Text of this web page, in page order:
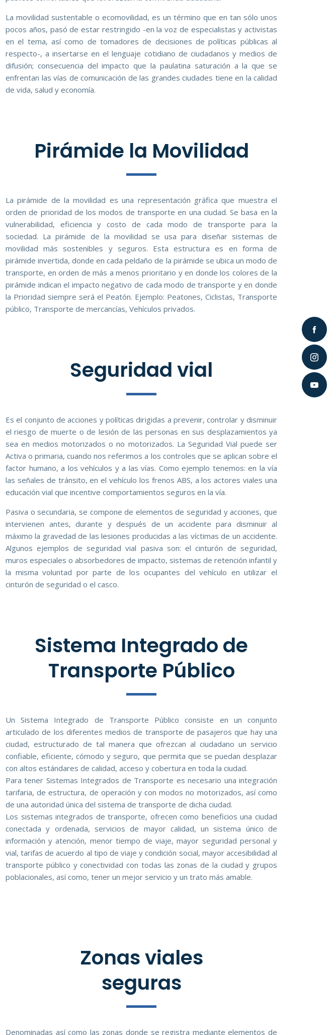
La movilidad sustentable o ecomovilidad, es un término que en tan sólo unos
pocos años, pasó de estar restringido -en la voz de especialistas y activistas
en el tema, así como de tomadores de decisiones de políticas públicas al
respecto-, a insertarse en el lenguaje cotidiano de ciudadanos y medios de
difusión; consecuencia del impacto que la paulatina saturación a la que se
enfrentan las vías de comunicación de las grandes ciudades tiene en la calidad
de vida, salud y economía.
Pirámide la Movilidad
La pirámide de la movilidad es una representación gráfica que muestra el
orden de prioridad de los modos de transporte en una ciudad. Se basa en la
vulnerabilidad, eficiencia y costo de cada modo de transporte para la
sociedad. La pirámide de la movilidad se usa para diseñar sistemas de
movilidad más sostenibles y seguros. Esta estructura es en forma de
pirámide invertida, donde en cada peldaño de la pirámide se ubica un modo de
transporte, en orden de más a menos prioritario y en donde los colores de la
pirámide indican el impacto negativo de cada modo de transporte y en donde
la Prioridad siempre será el Peatón. Ejemplo: Peatones, Ciclistas, Transporte
público, Transporte de mercancías, Vehículos privados.
Seguridad vial
Es el conjunto de acciones y políticas dirigidas a prevenir, controlar y disminuir
el riesgo de muerte o de lesión de las personas en sus desplazamientos ya
sea en medios motorizados o no motorizados. La Seguridad Vial puede ser
Activa o primaria, cuando nos referimos a los controles que se aplican sobre el
factor humano, a los vehículos y a las vías. Como ejemplo tenemos: en la vía
las señales de tránsito, en el vehículo los frenos ABS, a los actores viales una
educación vial que incentive comportamientos seguros en la vía.
Pasiva o secundaria, se compone de elementos de seguridad y acciones, que
intervienen antes, durante y después de un accidente para disminuir al
máximo la gravedad de las lesiones producidas a las víctimas de un accidente.
Algunos ejemplos de seguridad vial pasiva son: el cinturón de seguridad,
muros especiales o absorbedores de impacto, sistemas de retención infantil y
la misma voluntad por parte de los ocupantes del vehículo en utilizar el
cinturón de seguridad o el casco.
Sistema Integrado de
Transporte Público
Un Sistema Integrado de Transporte Público consiste en un conjunto
articulado de los diferentes medios de transporte de pasajeros que hay una
ciudad, estructurado de tal manera que ofrezcan al ciudadano un servicio
confiable, eficiente, cómodo y seguro, que permita que se puedan desplazar
con altos estándares de calidad, acceso y cobertura en toda la ciudad.
Para tener Sistemas Integrados de Transporte es necesario una integración
tarifaria, de estructura, de operación y con modos no motorizados, así como
de una autoridad única del sistema de transporte de dicha ciudad.
Los sistemas integrados de transporte, ofrecen como beneficios una ciudad
conectada y ordenada, servicios de mayor calidad, un sistema único de
información y atención, menor tiempo de viaje, mayor seguridad personal y
vial, tarifas de acuerdo al tipo de viaje y condición social, mayor accesibilidad al
transporte público y conectividad con todas las zonas de la ciudad y grupos
poblacionales, así como, tener un mejor servicio y un trato más amable.
Zonas viales
seguras
Denominadas así como las zonas donde se registra mediante elementos de